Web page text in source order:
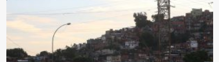
memória
sambista
Hélio